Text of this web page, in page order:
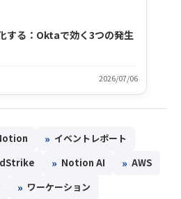
する：Oktaで効く3つの発生
2026/07/06
» イベントレポート
» Notion AI » AWS
» ワーケーション